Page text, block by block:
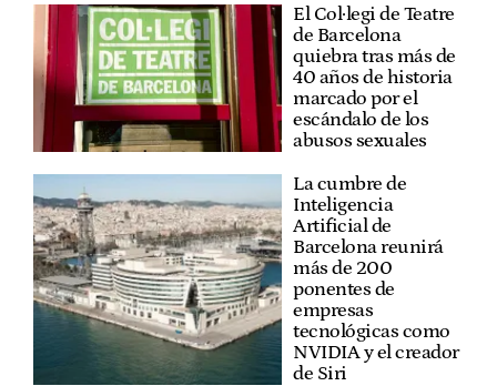
El Col·legi de Teatre
de Barcelona
quiebra tras más de
40 años de historia
marcado por el
escándalo de los
abusos sexuales
La cumbre de
Inteligencia
Artificial de
Barcelona reunirá
más de 200
ponentes de
empresas
tecnológicas como
NVIDIA y el creador
de Siri